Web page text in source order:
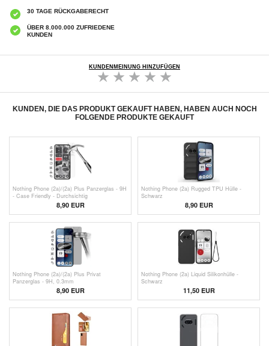
30 TAGE RÜCKGABERECHT
ÜBER 8.000.000 ZUFRIEDENE
KUNDEN
KUNDENMEINUNG HINZUFÜGEN
KUNDEN, DIE DAS PRODUKT GEKAUFT HABEN, HABEN AUCH NOCH
FOLGENDE PRODUKTE GEKAUFT
Nothing Phone (2a)/(2a) Plus Panzerglas - 9H
- Case Friendly - Durchsichtig
8,90 EUR
Nothing Phone (2a) Rugged TPU Hülle -
Schwarz
8,90 EUR
Nothing Phone (2a)/(2a) Plus Privat
Panzerglas - 9H, 0.3mm
8,90 EUR
Nothing Phone (2a) Liquid Silikonhülle -
Schwarz
11,50 EUR